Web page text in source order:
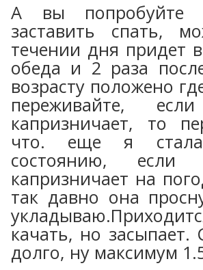
А вы попробуйте
заставить спать,
течении дня придет
обеда и 2 раза
возрасту положено
переживайте,
капризничает, то
что. еще я
состоянию, если
капризничает на
так давно она
качать, но засыпает.
долго, ну максимум